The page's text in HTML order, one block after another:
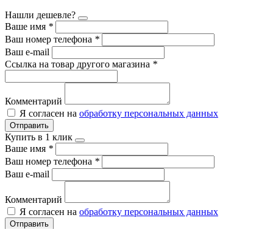
Нашли дешевле?
Ваше имя *
Ваш номер телефона *
Ваш e-mail
Ссылка на товар другого магазина *
Комментарий
Я согласен на обработку персональных данных
Отправить
Купить в 1 клик
Ваше имя *
Ваш номер телефона *
Ваш e-mail
Комментарий
Я согласен на обработку персональных данных
Отправить